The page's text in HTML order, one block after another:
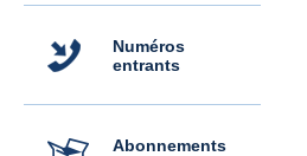
Numéros
entrants
Abonnements